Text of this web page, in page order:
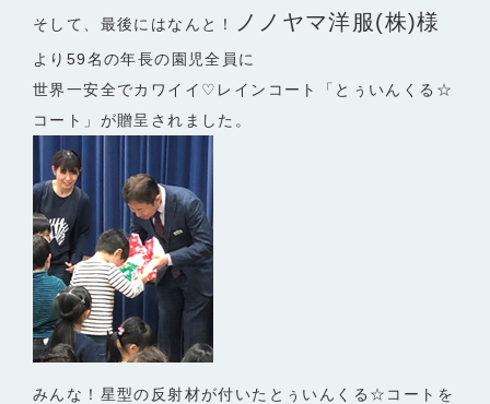
そして、最後にはなんと！ ノノヤマ洋服(株)様
より 59名の年長の園児全員に
世界一安全でカワイイ ♡ レインコート「とぅいんくる☆
コート」が贈呈されました。
みんな！星型の反射材が付いたとぅいんくる☆コートを